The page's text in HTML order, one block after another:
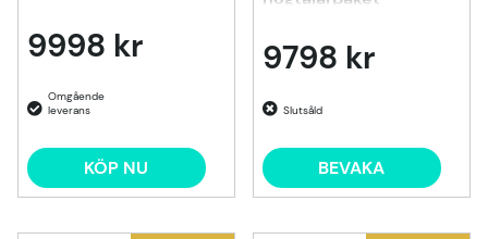
9998 kr
KÖP NU
9798 kr
Slutsåld
BEVAKA